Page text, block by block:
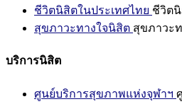
ชีวิตนิสิตในประเทศไทย ชีวิตนิ
สุขภาวะทางใจนิสิต สุขภาวะ
บริการนิสิต
ศูนย์บริการสุขภาพแห่งจุฬาฯ